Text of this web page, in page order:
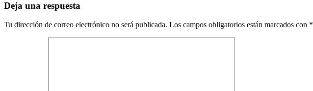
Deja una respuesta
Tu dirección de correo electrónico no será publicada. Los campos obligatorios están marcados con *